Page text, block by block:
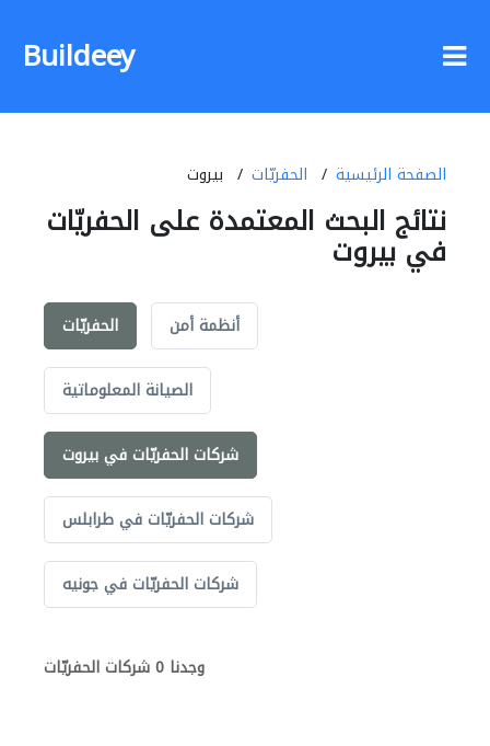
Buildeey
الصفحة الرئيسية الحفريّات بيروت
نتائج البحث المعتمدة على الحفريّات
في بيروت
الحفريّات أنظمة أمن
الصيانة المعلوماتية
شركات الحفريّات في بيروت
شركات الحفريّات في طرابلس
شركات الحفريّات في جونيه
وجدنا 0 شركات الحفريّات